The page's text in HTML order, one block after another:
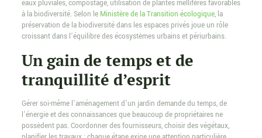
eaux pluviales, compostage, utilisation de plantes mellifères favorables
à la biodiversité. Selon le Ministère de la Transition écologique, la
préservation de la biodiversité dans les espaces privés joue un rôle
croissant dans l’équilibre des écosystèmes urbains et périurbains.
Un gain de temps et de
tranquillité d’esprit
Gérer soi-même l’aménagement d’un jardin demande du temps, de
l’énergie et des connaissances que beaucoup de propriétaires ne
possèdent pas. Coordonner des fournisseurs, choisir des végétaux,